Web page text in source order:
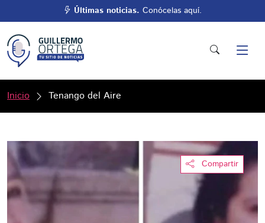
Últimas noticias. Conócelas aquí.
Inicio Tenango del Aire
Compartir